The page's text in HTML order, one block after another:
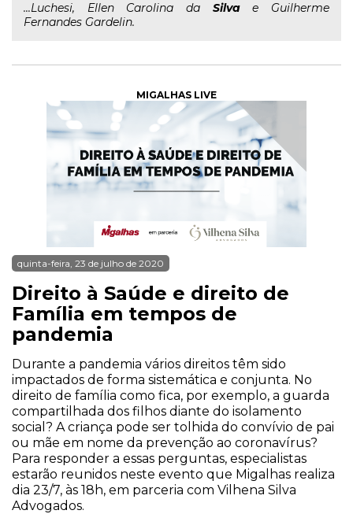
...Luchesi, Ellen Carolina da Silvae Guilherme
Fernandes Gardelin.
MIGALHAS LIVE
quinta-feira, 23 de julho de 2020
Direito à Saúde e direito de
Família em tempos de
pandemia
Durante a pandemia vários direitos têm sido
impactados de forma sistemática e conjunta. No
direito de família como fica, por exemplo, a guarda
compartilhada dos filhos diante do isolamento
social? A criança pode ser tolhida do convívio de pai
ou mãe em nome da prevenção ao coronavírus?
Para responder a essas perguntas, especialistas
estarão reunidos neste evento que Migalhas realiza
dia 23/7, às 18h, em parceria com Vilhena Silva
Advogados.